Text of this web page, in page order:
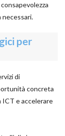
necessari.
per
di
concreta
ICT e accelerare